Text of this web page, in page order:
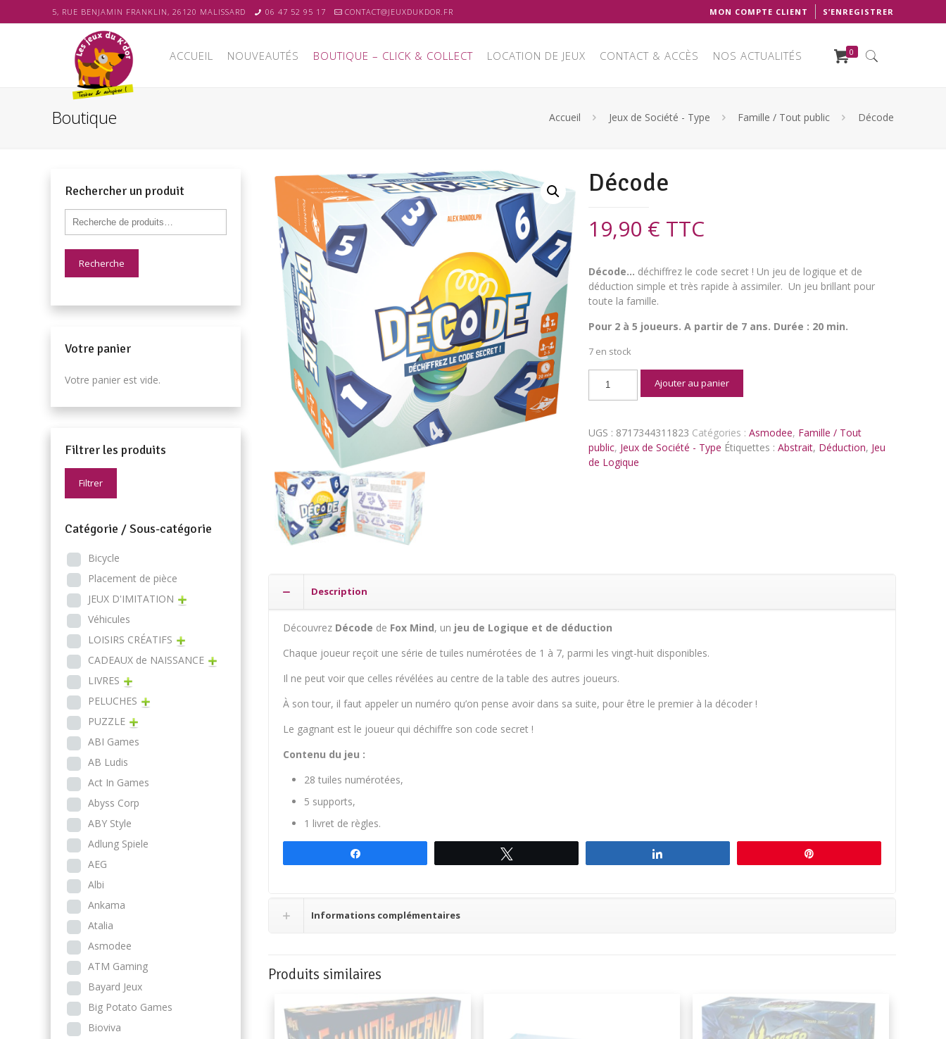
5, RUE BENJAMIN FRANKLIN, 26120 MALISSARD 06 47 52 95 17 CONTACT@JEUXDUKDOR.FR MON COMPTE CLIENT S’ENREGISTRER
ACCUEIL NOUVEAUTÉS BOUTIQUE – CLICK & COLLECT LOCATION DE JEUX CONTACT & ACCÈS NOS ACTUALITÉS 0
Boutique Accueil Jeux de Société - Type Famille / Tout public Décode
Décode
19,90 € TTC
Décode… déchiffrez le code secret ! Un jeu de logique et de
déduction simple et très rapide à assimiler. Un jeu brillant pour
toute la famille.
Pour 2 à 5 joueurs. A partir de 7 ans. Durée : 20 min.
7 en stock
Ajouter au panier
UGS : 8717344311823 Catégories : Asmodee, Famille / Tout
public, Jeux de Société - Type Étiquettes : Abstrait, Déduction, Jeu
de Logique
Description
Découvrez Décode de Fox Mind, un jeu de Logique et de déduction
Chaque joueur reçoit une série de tuiles numérotées de 1 à 7, parmi les vingt-huit disponibles.
Il ne peut voir que celles révélées au centre de la table des autres joueurs.
À son tour, il faut appeler un numéro qu’on pense avoir dans sa suite, pour être le premier à la décoder !
Le gagnant est le joueur qui déchiffre son code secret !
Contenu du jeu :
28 tuiles numérotées,
5 supports,
1 livret de règles.
Informations complémentaires
Produits similaires
Rechercher un produit
Recherche
Votre panier
Votre panier est vide.
Filtrer les produits
Filtrer
Catégorie / Sous-catégorie
Bicycle
Placement de pièce
JEUX D'IMITATION
Véhicules
LOISIRS CRÉATIFS
CADEAUX de NAISSANCE
LIVRES
PELUCHES
PUZZLE
ABI Games
AB Ludis
Act In Games
Abyss Corp
ABY Style
Adlung Spiele
AEG
Albi
Ankama
Atalia
Asmodee
ATM Gaming
Bayard Jeux
Big Potato Games
Bioviva